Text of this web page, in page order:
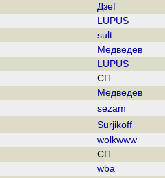
ДзеГ
LUPUS
sult
Медведев
LUPUS
CП
Медведев
sezam
Surjikoff
wolkwww
CП
wba